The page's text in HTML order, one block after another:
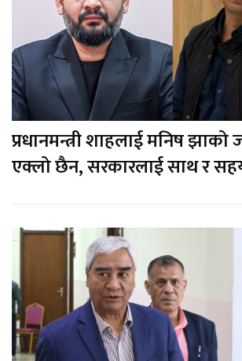
प्रधानमन्त्री शाहलाई मनिष
एक्लो छैन, सरकारलाई साथ र